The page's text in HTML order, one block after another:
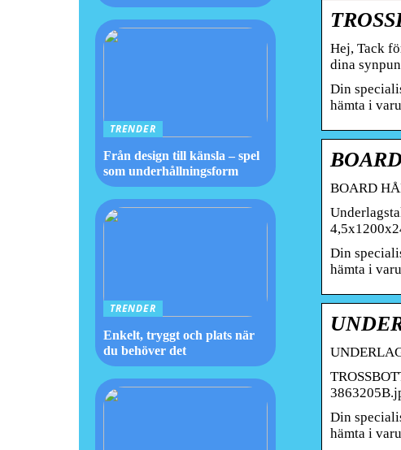
Hej, Tack
dina
Din
hämta i
BOARD
Din
hämta i
Din
hämta i
TRENDER
Från design till känsla – spel
som underhållningsform
TRENDER
Enkelt, tryggt och plats när
du behöver det